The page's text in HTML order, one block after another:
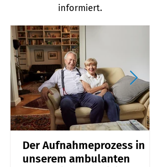
informiert.
Der Aufnahmeprozess in
unserem ambulanten